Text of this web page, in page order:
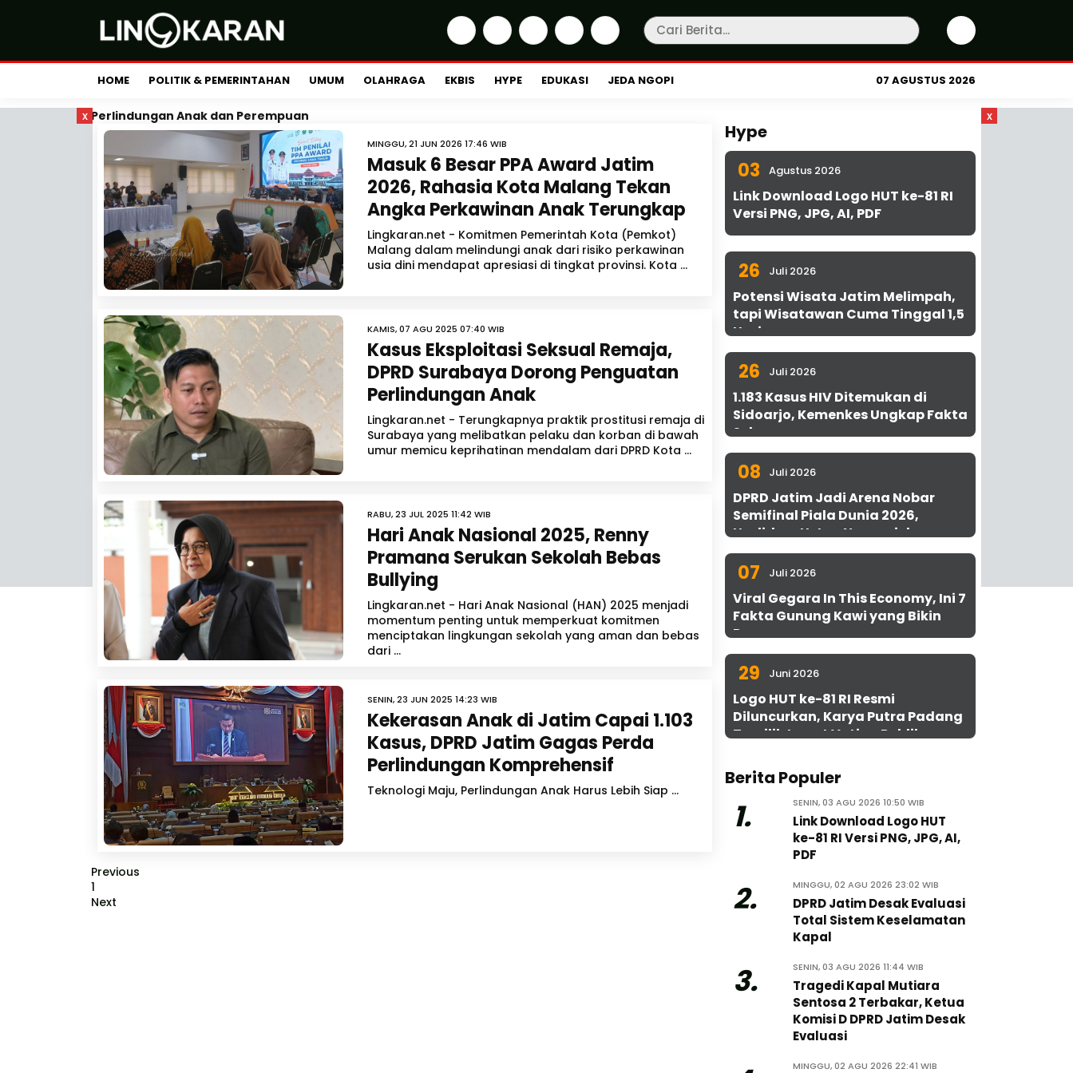
HOME POLITIK & PEMERINTAHAN UMUM OLAHRAGA EKBIS HYPE EDUKASI JEDA NGOPI 07 AGUSTUS 2026
x x
Perlindungan Anak dan Perempuan
MINGGU, 21 JUN 2026 17:46 WIB
Masuk 6 Besar PPA Award Jatim
2026, Rahasia Kota Malang Tekan
Angka Perkawinan Anak Terungkap
Lingkaran.net - Komitmen Pemerintah Kota (Pemkot)
Malang dalam melindungi anak dari risiko perkawinan
usia dini mendapat apresiasi di tingkat provinsi. Kota ...
KAMIS, 07 AGU 2025 07:40 WIB
Kasus Eksploitasi Seksual Remaja,
DPRD Surabaya Dorong Penguatan
Perlindungan Anak
Lingkaran.net - Terungkapnya praktik prostitusi remaja di
Surabaya yang melibatkan pelaku dan korban di bawah
umur memicu keprihatinan mendalam dari DPRD Kota ...
RABU, 23 JUL 2025 11:42 WIB
Hari Anak Nasional 2025, Renny
Pramana Serukan Sekolah Bebas
Bullying
Lingkaran.net - Hari Anak Nasional (HAN) 2025 menjadi
momentum penting untuk memperkuat komitmen
menciptakan lingkungan sekolah yang aman dan bebas
dari ...
SENIN, 23 JUN 2025 14:23 WIB
Kekerasan Anak di Jatim Capai 1.103
Kasus, DPRD Jatim Gagas Perda
Perlindungan Komprehensif
Teknologi Maju, Perlindungan Anak Harus Lebih Siap ...
Previous
1
Next
Hype
03 Agustus 2026
Link Download Logo HUT ke-81 RI
Versi PNG, JPG, AI, PDF
26 Juli 2026
Potensi Wisata Jatim Melimpah,
tapi Wisatawan Cuma Tinggal 1,5
Hari
26 Juli 2026
1.183 Kasus HIV Ditemukan di
Sidoarjo, Kemenkes Ungkap Fakta
Sebenarnya
08 Juli 2026
DPRD Jatim Jadi Arena Nobar
Semifinal Piala Dunia 2026,
Hadirkan Uston Nawawi dan
UMKM Gratis untuk 1.000 Warga
07 Juli 2026
Viral Gegara In This Economy, Ini 7
Fakta Gunung Kawi yang Bikin
Penasaran
29 Juni 2026
Logo HUT ke-81 RI Resmi
Diluncurkan, Karya Putra Padang
Terpilih Lewat Voting Publik
Berita Populer
1. SENIN, 03 AGU 2026 10:50 WIB
Link Download Logo HUT
ke-81 RI Versi PNG, JPG, AI,
PDF
2. MINGGU, 02 AGU 2026 23:02 WIB
DPRD Jatim Desak Evaluasi
Total Sistem Keselamatan
Kapal
3. SENIN, 03 AGU 2026 11:44 WIB
Tragedi Kapal Mutiara
Sentosa 2 Terbakar, Ketua
Komisi D DPRD Jatim Desak
Evaluasi
MINGGU, 02 AGU 2026 22:41 WIB